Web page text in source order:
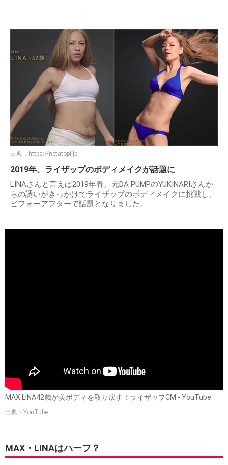
出典： https://netatopi.jp
2019年、ライザップのボディメイクが話題に
LINAさんと言えば2019年春、元DA PUMPのYUKINARIさんか
らの誘いがきっかけでライザップのボディメイクに挑戦し、
ビフォーアフターで話題となりました。
MAX LINA42歳が美ボディを取り戻す！ライザップCM - YouTube
出典：YouTube
MAX・LINAはハーフ？